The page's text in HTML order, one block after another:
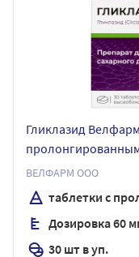
Гликлазид
ВЕЛФАРМ ООО
таблетки с
Дозировка 60
30 шт в уп.